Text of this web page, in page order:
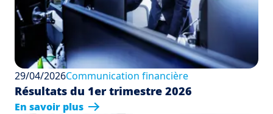
29/04/2026Communication financière
Résultats du 1er trimestre 2026
En savoir plus